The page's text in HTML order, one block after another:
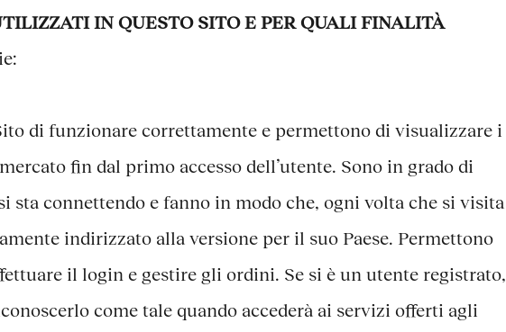
IN QUESTO SITO E PER QUALI FINALITÀ
di funzionare correttamente e permettono di visualizzare i
fin dal primo accesso dell’utente. Sono in grado di
sta connettendo e fanno in modo che, ogni volta che si visita
indirizzato alla versione per il suo Paese. Permettono
il login e gestire gli ordini. Se si è un utente registrato,
come tale quando accederà ai servizi offerti agli